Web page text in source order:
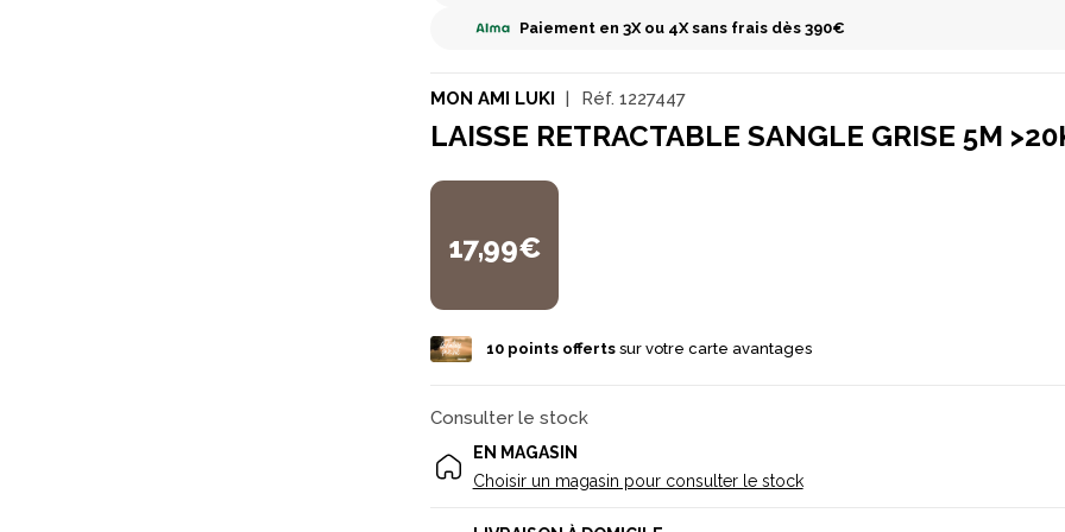
Paiement en 3X ou 4X sans frais dès 390€
MON AMI LUKI Réf. 1227447
LAISSE RETRACTABLE SANGLE GRISE 5M
17,99€
10 points offerts sur votre carte avantages
Consulter le stock
EN MAGASIN
Choisir un magasin pour consulter le stock